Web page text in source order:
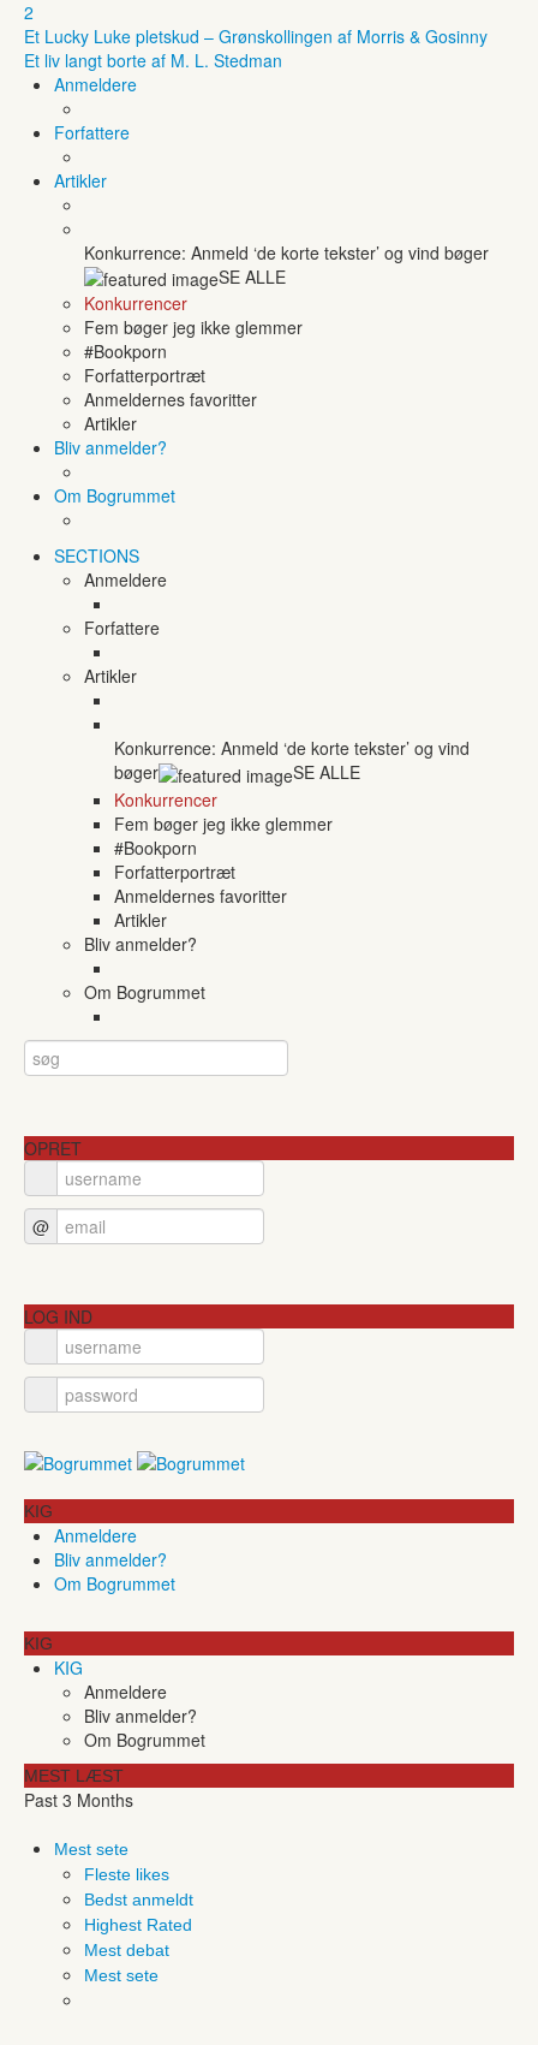
2
Et Lucky Luke pletskud – Grønskollingen af Morris & Gosinny
Et liv langt borte af M. L. Stedman
Anmeldere
Forfattere
Artikler
Konkurrence: Anmeld ‘de korte tekster’ og vind bøger
SE ALLE
Konkurrencer
Fem bøger jeg ikke glemmer
#Bookporn
Forfatterportræt
Anmeldernes favoritter
Artikler
Bliv anmelder?
Om Bogrummet
SECTIONS
Anmeldere
Forfattere
Artikler
Konkurrence: Anmeld ‘de korte tekster’ og vind
bøger
SE ALLE
Konkurrencer
Fem bøger jeg ikke glemmer
#Bookporn
Forfatterportræt
Anmeldernes favoritter
Artikler
Bliv anmelder?
Om Bogrummet
OPRET
@
LOG IND
KIG
Anmeldere
Bliv anmelder?
Om Bogrummet
KIG
KIG
Anmeldere
Bliv anmelder?
Om Bogrummet
MEST LÆST
Past 3 Months
Mest sete
Fleste likes
Bedst anmeldt
Highest Rated
Mest debat
Mest sete